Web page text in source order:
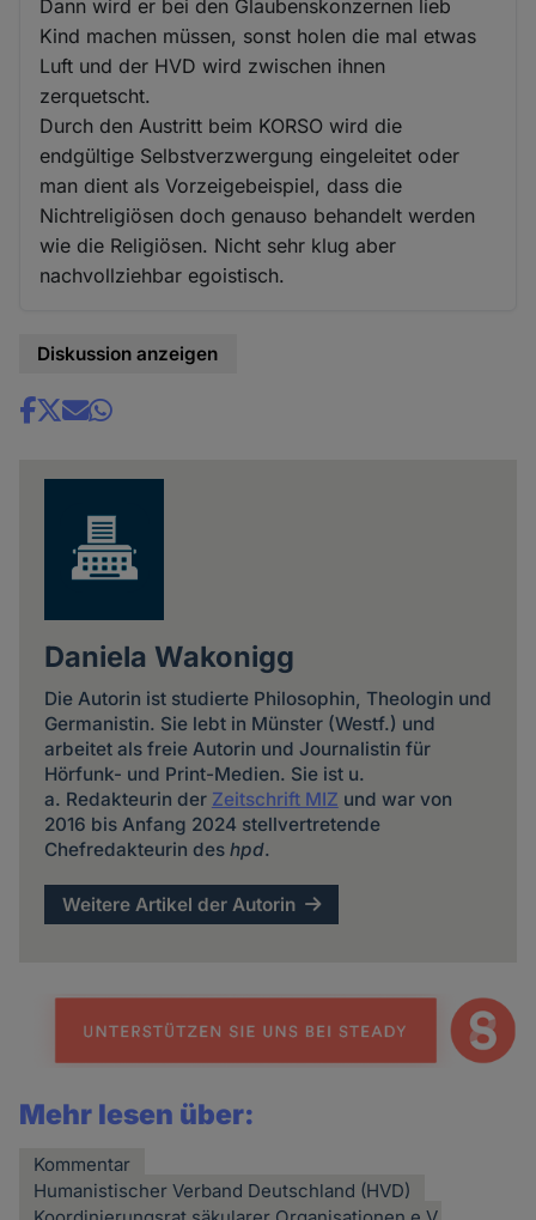
Dann wird er bei den Glaubenskonzernen lieb
Kind machen müssen, sonst holen die mal etwas
Luft und der HVD wird zwischen ihnen
zerquetscht.
Durch den Austritt beim KORSO wird die
endgültige Selbstverzwergung eingeleitet oder
man dient als Vorzeigebeispiel, dass die
Nichtreligiösen doch genauso behandelt werden
wie die Religiösen. Nicht sehr klug aber
nachvollziehbar egoistisch.
Diskussion anzeigen
Share
Daniela Wakonigg
Die Autorin ist studierte Philosophin, Theologin und
Germanistin. Sie lebt in Münster (Westf.) und
arbeitet als freie Autorin und Journalistin für
Hörfunk- und Print-Medien. Sie ist u.
a. Redakteurin der Zeitschrift MIZ und war von
2016 bis Anfang 2024 stellvertretende
Chefredakteurin des hpd.
Weitere Artikel der Autorin
Mehr lesen über:
Kommentar
Humanistischer Verband Deutschland (HVD)